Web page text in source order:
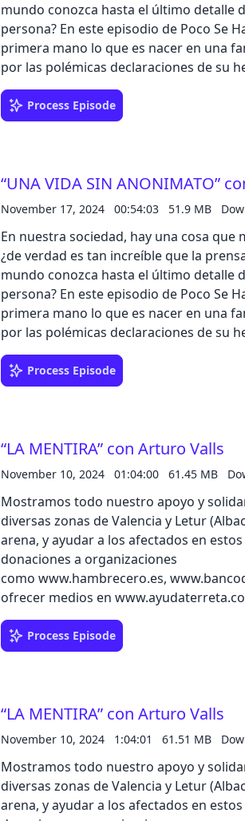
mundo conozca hasta el último detalle
persona? En este episodio de Poco Se
primera mano lo que es nacer en una
por las polémicas declaraciones de su
mundo del corazón o sus perspectivas
este domingo una buena muestra de
hacer contigo. SPOILER, parece que
uses, sino también comprarlos de
exposición. ¡Y no te lo pierdas! En este
29 de noviembre, ofrecen hasta un
Además, sumaremos 100€ cada
temporada a través de nuestras redes
Process Episode
“UNA VIDA SIN ANONIMATO”
November 17, 2024 00:54:03 51.9 MB
En nuestra sociedad, hay una cosa que
¿de verdad es tan increíble que la
mundo conozca hasta el último detalle
persona? En este episodio de Poco Se
primera mano lo que es nacer en una
por las polémicas declaraciones de su
mundo del corazón o sus perspectivas
este domingo una buena muestra de
hacer contigo. SPOILER, parece que
uses, sino también comprarlos de
exposición. ¡Y no te lo pierdas! En este
29 de noviembre, ofrecen hasta un
Además, sumaremos 100€ cada
temporada a través de nuestras redes
Process Episode
“LA MENTIRA” con Arturo Valls
November 10, 2024 01:04:00 61.45 MB
Mostramos todo nuestro apoyo y
diversas zonas de Valencia y Letur
arena, y ayudar a los afectados en
donaciones a organizaciones
como www.hambrecero.es,
ofrecer medios en
está con vosotros, mucha fuerza 🤍.
queremos hacer lo que mejor se nos da:
disfrutéis de este divertido y curioso
como un bellaco. En el programa de
embuste y la “falsa sinceridad”,
de que nos haya dado una EXCLUSIVA
detalles de la boda de Ana Guerra y
porque es mentira?No te pierdas nuestra
QUE YO LA VEA” en la que
Process Episode
“LA MENTIRA” con Arturo Valls
November 10, 2024 1:04:01 61.51 MB
Mostramos todo nuestro apoyo y
diversas zonas de Valencia y Letur
arena, y ayudar a los afectados en